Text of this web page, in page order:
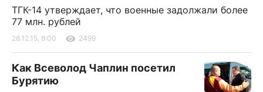
ТГК-14 утверждает, что военные задолжали более
77 млн. рублей
28.12.15, 8:00 2499
Как Всеволод Чаплин посетил
Бурятию